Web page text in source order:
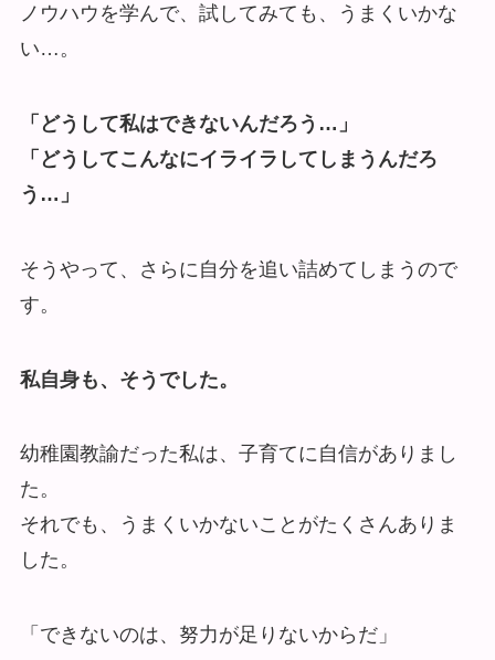
ノウハウを学んで、試してみても、うまくいかな
い…。
「どうして私はできないんだろう…」
「どうしてこんなにイライラしてしまうんだろ
う…」
そうやって、さらに自分を追い詰めてしまうので
す。
私自身も、そうでした。
幼稚園教諭だった私は、子育てに自信がありまし
た。
それでも、うまくいかないことがたくさんありま
した。
「できないのは、努力が足りないからだ」